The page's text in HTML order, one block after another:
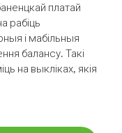
платай
рабіць
і мабільныя
балансу. Такі
на выкліках, якія